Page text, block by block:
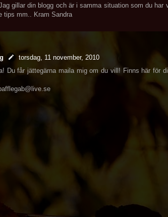
gillar din blogg och är i samma situation som du
tips mm.. Kram Sandra
torsdag, 11 november, 2010
Du får jättegärna maila mig om du vill! Finns här för